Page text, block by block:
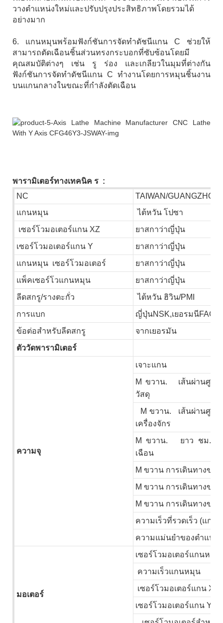
วางตำแหน่งใหม่และปรับปรุงประสิทธิภาพโดยรวมได้
อย่างมาก
6. แกนหมุนพร้อมฟังก์ชันการจัดทำดัชนีแกน C ช่วยให้
สามารถตัดเฉือนชิ้นส่วนทรงกระบอกที่ซับซ้อนโดยมี
คุณสมบัติต่างๆ เช่น รู ร่อง และเกลียวในมุมที่ต่างกัน
ฟังก์ชันการจัดทำดัชนีแกน C ทำงานโดยการหมุนชิ้นงาน
บนแกนกลางในขณะที่กำลังตัดเฉือน
พารามิเตอร์ทางเทคนิค ร :
NC
TAIWAN/GUANGZHOU
แกนหมุน
ไต้หวัน โปซา
เซอร์โวมอเตอร์แกน XZ
ยาสกาว่าญี่ปุ่น
เซอร์โวมอเตอร์แกน Y
ยาสกาว่าญี่ปุ่น
แกนหมุน เซอร์โวมอเตอร์
ยาสกาว่าญี่ปุ่น
แพ็คเซอร์โวแกนหมุน
ยาสกาว่าญี่ปุ่น
ลีดสกรู/รางตะกั่ว
ไต้หวัน ฮิวิน/PMI
การแบก
ญี่ปุ่นNSK,เยอรมนีFAG
ข้อต่อสำหรับลีดสกรู
จากเยอรมัน
ตัววัดพารามิเตอร์
ความจุ
เจาะแกน
M ขวาน.
เส้นผ่านศูนย์
วัสดุ
M ขวาน.
เส้นผ่านศูนย์
เครื่องจักร
M ขวาน. ยาว ชม.
เฉือน
M ขวาน การเดินทางขอ
M ขวาน การเดินทางขอ
M ขวาน การเดินทางขอ
ความเร็วที่รวดเร็ว (แกน
ความแม่นยำของตำแหน่
มอเตอร์
เซอร์โวมอเตอร์แกนหมุน
ความเร็วแกนหมุน
เซอร์โวมอเตอร์แกน X/Z
เซอร์โวมอเตอร์แกน Y